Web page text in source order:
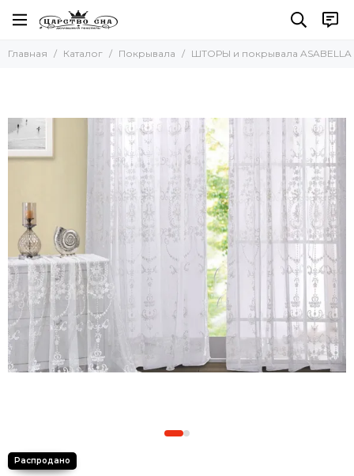
Покрывала
Asabella Италия
TIVOLYO HOME (Тиволи Хоум)
SOFI De MARCO
Главная Каталог Покрывала ШТОРЫ и покрывала ASABELLA